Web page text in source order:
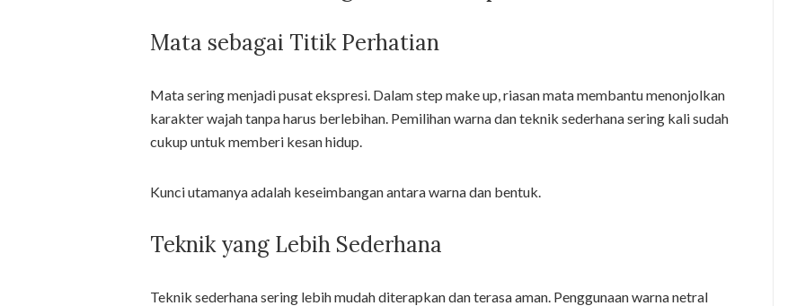
Mata sebagai Titik Perhatian
Mata sering menjadi pusat ekspresi. Dalam step make up, riasan mata membantu menonjolkan
karakter wajah tanpa harus berlebihan. Pemilihan warna dan teknik sederhana sering kali sudah
cukup untuk memberi kesan hidup.
Kunci utamanya adalah keseimbangan antara warna dan bentuk.
Teknik yang Lebih Sederhana
Teknik sederhana sering lebih mudah diterapkan dan terasa aman. Penggunaan warna netral